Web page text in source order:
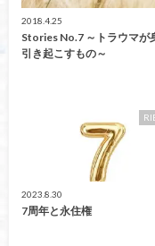
2018.4.25
Stories No.7 ～トラウマが
引き起こすもの～
2023.8.30
7周年と永住権